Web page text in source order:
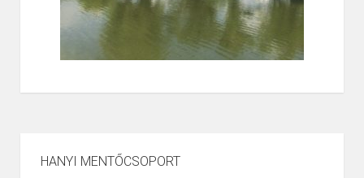
HANYI MENTŐCSOPORT